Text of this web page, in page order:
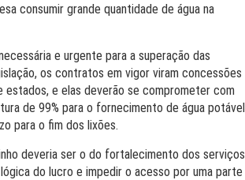
consumir grande quantidade de água na
e urgente para a superação das
os contratos em vigor viram concessões
estados, e elas deverão se comprometer com
de 99% para o fornecimento de água potável
para o fim dos lixões.
deveria ser o do fortalecimento dos serviços
do lucro e impedir o acesso por uma parte